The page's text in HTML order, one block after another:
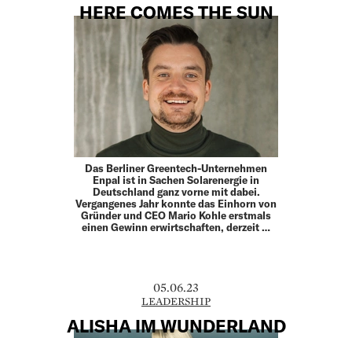
HERE COMES THE SUN
Das Berliner Greentech-Unternehmen
Enpal ist in Sachen Solarenergie in
Deutschland ganz vorne mit dabei.
Vergangenes Jahr konnte das Einhorn von
Gründer und CEO Mario Kohle erstmals
einen Gewinn erwirtschaften, derzeit …
05.06.23
LEADERSHIP
ALISHA IM WUNDERLAND